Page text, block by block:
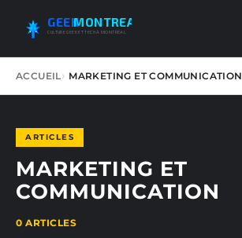
GEEKMONTREAL
CULTURE GEEK ET TECH À MONTRÉAL
ACCUEIL MARKETING ET COMMUNICATION
ARTICLES
MARKETING ET
COMMUNICATION
0 ARTICLES